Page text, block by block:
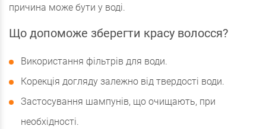
причина може бути у воді.
Що допоможе зберегти красу волосся?
Використання фільтрів для води.
Корекція догляду залежно від твердості води.
Застосування шампунів, що очищають, при
необхідності.